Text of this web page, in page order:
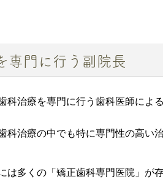
専門に行う副院長
科治療を専門に行う歯科医師によ
科治療の中でも特に専門性の高い
は多くの「矯正歯科専門医院」が